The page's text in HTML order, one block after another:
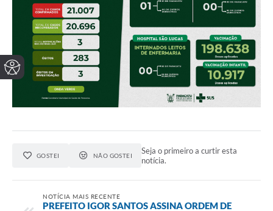
GOSTEI NÃO GOSTEI
Seja o primeiro a curtir esta
notícia.
NOTÍCIA MAIS RECENTE
PREFEITO IGOR SANTOS ASSINA ORDEM DE